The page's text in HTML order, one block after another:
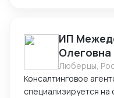
ИП
Олеговна
Люберцы,
Консалтинговое
специализируется